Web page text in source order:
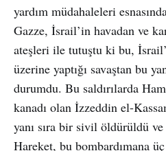
yardım müdahaleleri
Gazze, İsrail’in havadan ve
ateşleri ile tutuştu ki bu,
üzerine yaptığı savaştan bu
durumdu. Bu saldırılarda
kanadı olan İzzeddin el-
yanı sıra bir sivil öldürüldü
Hareket, bu bombardımana üç